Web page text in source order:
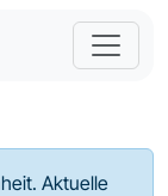
Aktuelle